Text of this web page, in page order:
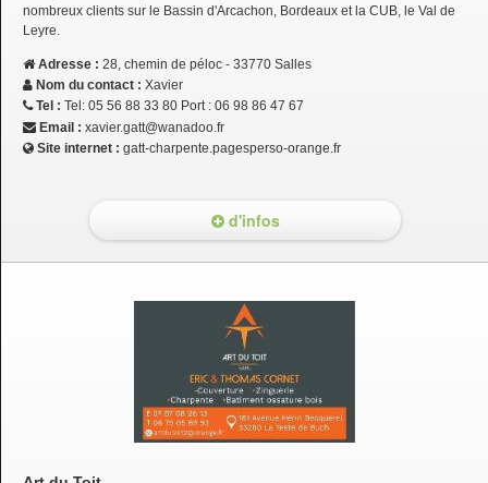
nombreux clients sur le Bassin d'Arcachon, Bordeaux et la CUB, le Val de
Leyre.
Adresse : 28, chemin de péloc - 33770 Salles
Nom du contact : Xavier
Tel : Tel: 05 56 88 33 80 Port : 06 98 86 47 67
Email : xavier.gatt@wanadoo.fr
Site internet : gatt-charpente.pagesperso-orange.fr
d'infos